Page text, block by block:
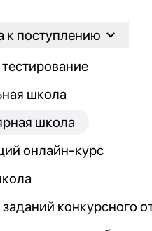
к поступлению
школа
школа
онлайн-курс
конкурсного